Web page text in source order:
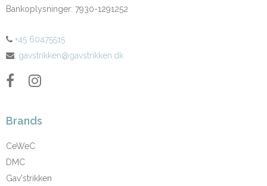
Bankoplysninger: 7930-1291252
+45 60475515
: gavstrikken@gavstrikken.dk
Brands
CeWeC
DMC
Gav'strikken